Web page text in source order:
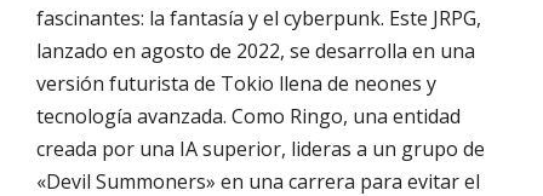
fascinantes: la fantasía y el cyberpunk. Este JRPG,
lanzado en agosto de 2022, se desarrolla en una
versión futurista de Tokio llena de neones y
tecnología avanzada. Como Ringo, una entidad
creada por una IA superior, lideras a un grupo de
«Devil Summoners» en una carrera para evitar el